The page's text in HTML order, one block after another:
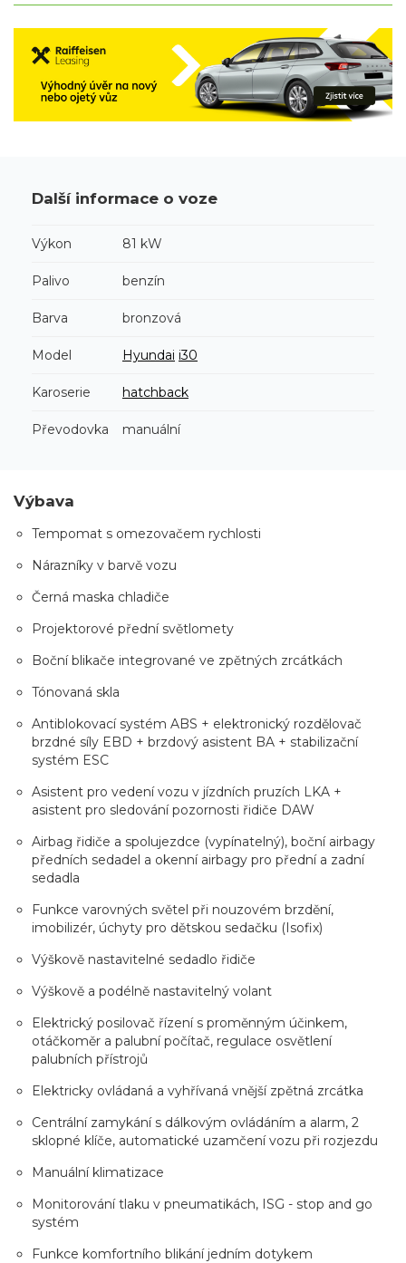
Další informace o voze
Výkon 81 kW
Palivo benzín
Barva bronzová
Model Hyundai i30
Karoserie hatchback
Převodovka manuální
Výbava
Tempomat s omezovačem rychlosti
Nárazníky v barvě vozu
Černá maska chladiče
Projektorové přední světlomety
Boční blikače integrované ve zpětných zrcátkách
Tónovaná skla
Antiblokovací systém ABS + elektronický rozdělovač
brzdné síly EBD + brzdový asistent BA + stabilizační
systém ESC
Asistent pro vedení vozu v jízdních pruzích LKA +
asistent pro sledování pozornosti řidiče DAW
Airbag řidiče a spolujezdce (vypínatelný), boční airbagy
předních sedadel a okenní airbagy pro přední a zadní
sedadla
Funkce varovných světel při nouzovém brzdění,
imobilizér, úchyty pro dětskou sedačku (Isofix)
Výškově nastavitelné sedadlo řidiče
Výškově a podélně nastavitelný volant
Elektrický posilovač řízení s proměnným účinkem,
otáčkoměr a palubní počítač, regulace osvětlení
palubních přístrojů
Elektricky ovládaná a vyhřívaná vnější zpětná zrcátka
Centrální zamykání s dálkovým ovládáním a alarm, 2
sklopné klíče, automatické uzamčení vozu při rozjezdu
Manuální klimatizace
Monitorování tlaku v pneumatikách, ISG - stop and go
systém
Funkce komfortního blikání jedním dotykem